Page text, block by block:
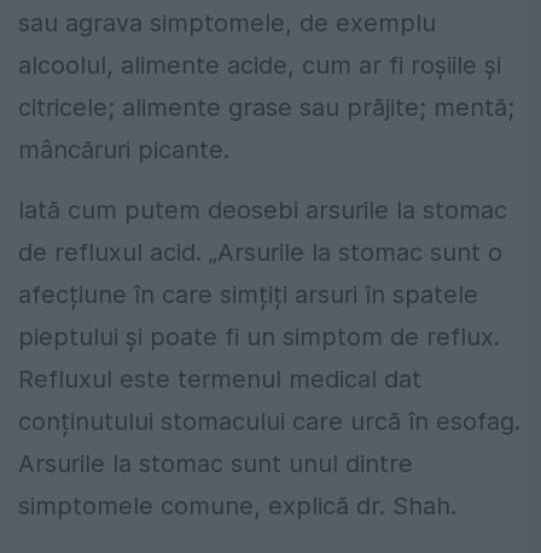
sau agrava simptomele, de exemplu
alcoolul, alimente acide, cum ar fi roșiile și
citricele; alimente grase sau prăjite; mentă;
mâncăruri picante.
Iată cum putem deosebi arsurile la stomac
de refluxul acid. „Arsurile la stomac sunt o
afecțiune în care simțiți arsuri în spatele
pieptului și poate fi un simptom de reflux.
Refluxul este termenul medical dat
conținutului stomacului care urcă în esofag.
Arsurile la stomac sunt unul dintre
simptomele comune, explică dr. Shah.